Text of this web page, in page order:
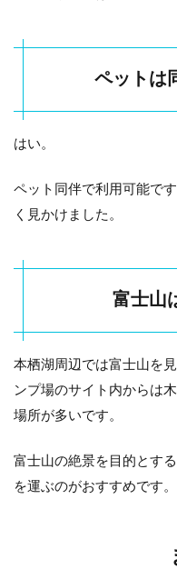
ペットは
はい。
ペット同伴で利用可能で
く見かけました。
富士山
本栖湖周辺では富士山を
ンプ場のサイト内からは
場所が多いです。
富士山の絶景を目的とす
を運ぶのがおすすめです。